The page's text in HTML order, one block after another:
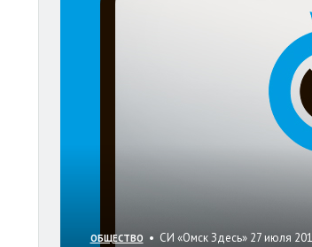
ОБЩЕСТВО • СИ «Омск Здесь» 27 июля